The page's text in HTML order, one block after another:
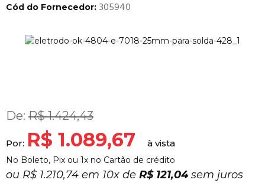
Cód do Fornecedor: 305940
De: R$ 1.424,43
Por: R$ 1.089,67
No Boleto, Pix ou 1x no Cartão de crédito
ou R$ 1.210,74 em 10x de R$ 121,04sem juros